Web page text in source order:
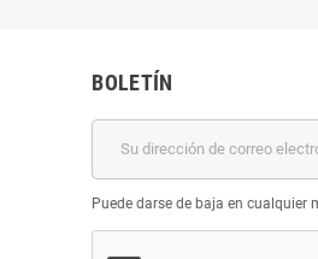
BOLETÍN
Puede darse de baja en